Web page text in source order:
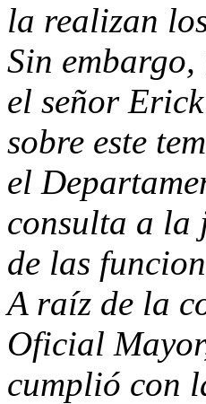
la realizan
Sin
el señor
sobre este
el
consulta a la
de las
A raíz de la
Oficial
cumplió con